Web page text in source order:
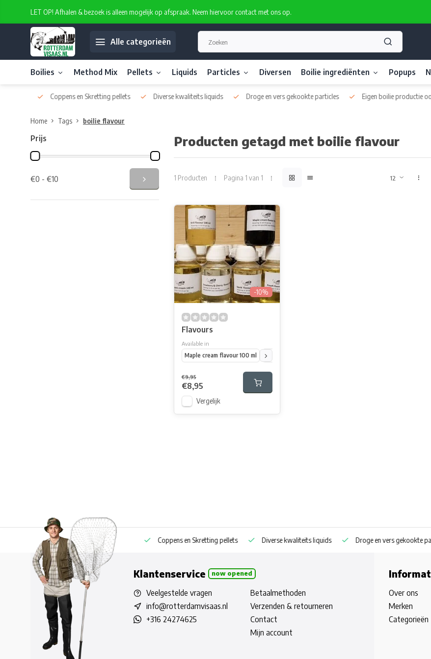
LET OP! Afhalen & bezoek is alleen mogelijk op afspraak. Neem hiervoor contact met ons op.
Alle categorieën
Boilies Method Mix Pellets Liquids Particles Diversen Boilie ingrediënten Popups
Coppens en Skretting pellets Diverse kwaliteits liquids Droge en vers gekookte particles Eigen boilie productie ook
Home Tags boilie flavour
Prijs
€0 - €10
Producten getagd met boilie flavour
1 Producten Pagina 1 van 1
-10%
Flavours
Available in
Maple cream flavour 100 ml
Scopex cream flavour 100 ml
€9,95
€8,95
Vergelijk
Eigen boilie productie ook privatelabel Coppens en Skretting pellets Diverse kwaliteits liquids Droge en vers gekookte
Klantenservice now opened
Veelgestelde vragen
info@rotterdamvisaas.nl
+316 24274625
Betaalmethoden
Verzenden & retourneren
Contact
Mijn account
Over ons
Merken
Categorieën